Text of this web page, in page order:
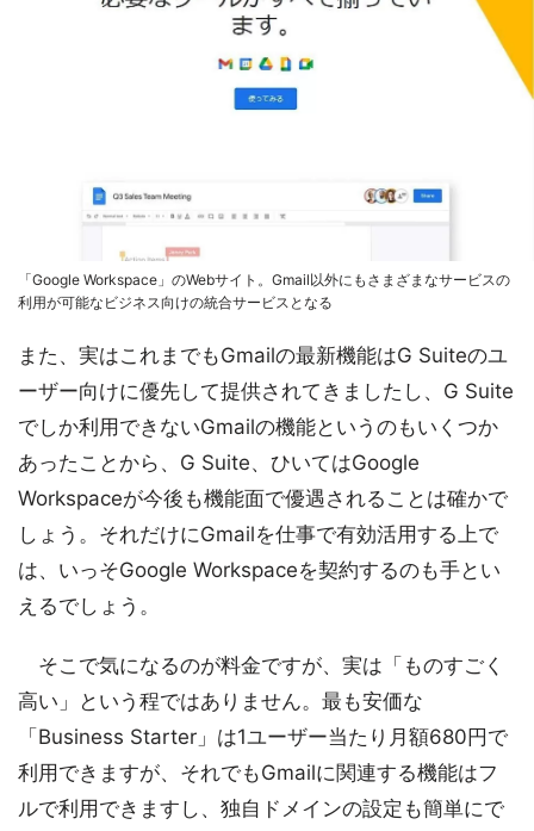
「Google Workspace」のWebサイト。Gmail以外にもさまざまなサービスの
利用が可能なビジネス向けの統合サービスとなる
また、実はこれまでもGmailの最新機能はG Suiteのユ
ーザー向けに優先して提供されてきましたし、G Suite
でしか利用できないGmailの機能というのもいくつか
あったことから、G Suite、ひいてはGoogle
Workspaceが今後も機能面で優遇されることは確かで
しょう。それだけにGmailを仕事で有効活用する上で
は、いっそGoogle Workspaceを契約するのも手とい
えるでしょう。
そこで気になるのが料金ですが、実は「ものすごく
高い」という程ではありません。最も安価な
「Business Starter」は1ユーザー当たり月額680円で
利用できますが、それでもGmailに関連する機能はフ
ルで利用できますし、独自ドメインの設定も簡単にで